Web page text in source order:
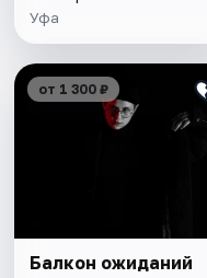
Уфа
от 1 300 ₽
Балкон ожиданий